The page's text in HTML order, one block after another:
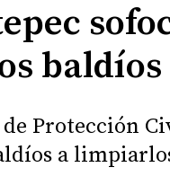
baldíos
Protección
a